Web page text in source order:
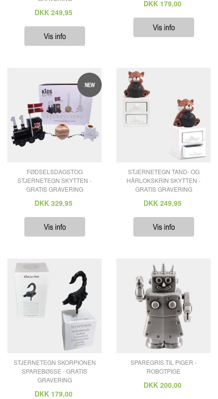
DKK 249,95
DKK 179,00
FØDSELSDAGSTOG
STJERNETEGN SKYTTEN -
GRATIS GRAVERING
DKK 329,95
STJERNETEGN TAND- OG
HÅRLOKSKRIN SKYTTEN -
GRATIS GRAVERING
DKK 249,95
STJERNETEGN SKORPIONEN
SPAREBØSSE - GRATIS
GRAVERING
DKK 179,00
SPAREGRIS TIL PIGER -
ROBOTPIGE
DKK 200,00